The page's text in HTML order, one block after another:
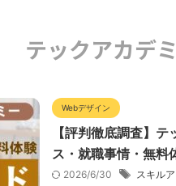
テックアカデ
Webデザイン
【評判徹底調査】
ス・就職事情・無料
2026/6/30 スキル